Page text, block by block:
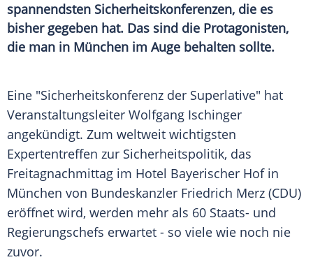
spannendsten Sicherheitskonferenzen, die es
bisher gegeben hat. Das sind die Protagonisten,
die man in München im Auge behalten sollte.
Eine "Sicherheitskonferenz der Superlative" hat
Veranstaltungsleiter Wolfgang Ischinger
angekündigt. Zum weltweit wichtigsten
Expertentreffen zur Sicherheitspolitik, das
Freitagnachmittag im Hotel Bayerischer Hof in
München von Bundeskanzler Friedrich Merz (CDU)
eröffnet wird, werden mehr als 60 Staats- und
Regierungschefs erwartet - so viele wie noch nie
zuvor.